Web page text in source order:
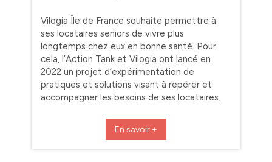
Vilogia Île de France souhaite permettre à
ses locataires seniors de vivre plus
longtemps chez eux en bonne santé. Pour
cela, l’Action Tank et Vilogia ont lancé en
2022 un projet d’expérimentation de
pratiques et solutions visant à repérer et
accompagner les besoins de ses locataires.
En savoir +